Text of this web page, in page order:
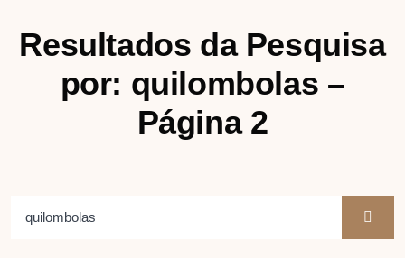
Resultados da Pesquisa
por: quilombolas –
Página 2